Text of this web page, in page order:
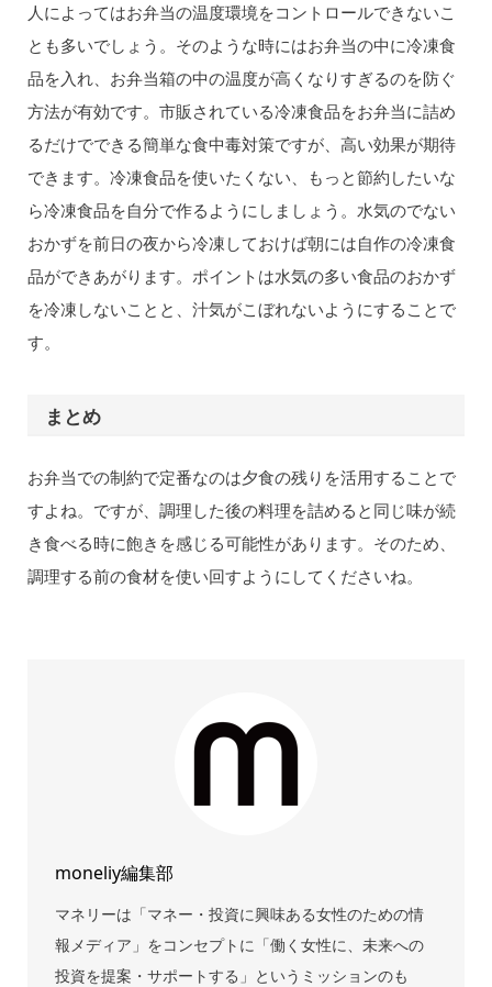
人によってはお弁当の温度環境をコントロールできないこ
とも多いでしょう。そのような時にはお弁当の中に冷凍食
品を入れ、お弁当箱の中の温度が高くなりすぎるのを防ぐ
方法が有効です。市販されている冷凍食品をお弁当に詰め
るだけでできる簡単な食中毒対策ですが、高い効果が期待
できます。冷凍食品を使いたくない、もっと節約したいな
ら冷凍食品を自分で作るようにしましょう。水気のでない
おかずを前日の夜から冷凍しておけば朝には自作の冷凍食
品ができあがります。ポイントは水気の多い食品のおかず
を冷凍しないことと、汁気がこぼれないようにすることで
す。
まとめ
お弁当での制約で定番なのは夕食の残りを活用することで
すよね。ですが、調理した後の料理を詰めると同じ味が続
き食べる時に飽きを感じる可能性があります。そのため、
調理する前の食材を使い回すようにしてくださいね。
moneliy編集部
マネリーは「マネー・投資に興味ある女性のための情
報メディア」をコンセプトに「働く女性に、未来への
投資を提案・サポートする」というミッションのも